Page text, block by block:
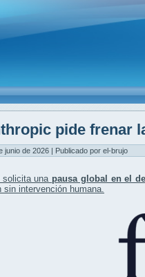
pide frenar
junio de 2026 | Publicado por el-brujo
solicita una pausa global en el
sin intervención humana.